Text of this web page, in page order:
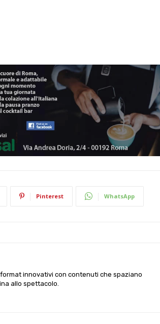
Pinterest WhatsApp
innovativi con contenuti che spaziano
allo spettacolo.